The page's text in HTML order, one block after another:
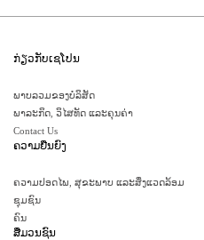
ກ່ຽວກັບເຊໂປນ
ພາບລວມຂອງບໍລິສັດ
ພາລະກິດ, ວິໄສທັດ ແລະຄຸນຄ່າ
Contact Us
ຄວາມຍືນຍົງ
ຄວາມປອດໄພ, ສຸຂະພາບ ແລະສິ່ງແວດລ້ອມ
ຊຸມຊົນ
ຄົນ
ສື່ມວນຊົນ